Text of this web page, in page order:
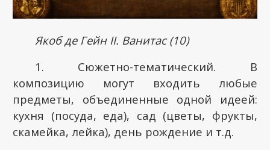
Якоб де Гейн II. Ванитас (10)
1. Сюжетно-тематический. В
композицию могут входить любые
предметы, объединенные одной идеей:
кухня (посуда, еда), сад (цветы, фрукты,
скамейка, лейка), день рождение и т.д.